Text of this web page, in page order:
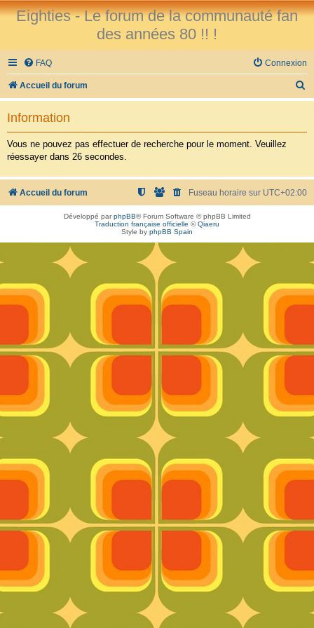
Eighties - Le forum de la communauté fan
des années 80 !! !
FAQ Connexion
Accueil du forum
e
r
c
Information
Vous ne pouvez pas effectuer de recherche pour le moment. Veuillez
réessayer dans 26 secondes.
Accueil du forum Fuseau horaire sur UTC+02:00
Développé parphpBB® Forum Software © phpBB Limited
Traduction française officielle ©Qiaeru
Style by phpBB Spain